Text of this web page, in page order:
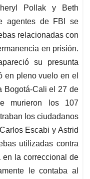
Pollak y Beth
agentes de FBI se
relacionadas con
en prisión.
su presunta
en pleno vuelo en el
Bogotá-Cali el 27 de
murieron los 107
los ciudadanos
Escabi y Astrid
utilizadas contra
en la correccional de
le contaba al